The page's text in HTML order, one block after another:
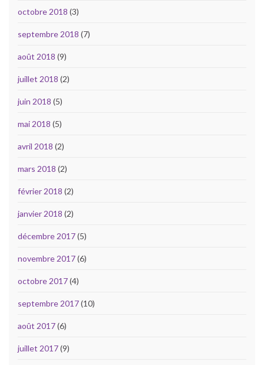
octobre 2018 (3)
septembre 2018 (7)
août 2018 (9)
juillet 2018 (2)
juin 2018 (5)
mai 2018 (5)
avril 2018 (2)
mars 2018 (2)
février 2018 (2)
janvier 2018 (2)
décembre 2017(5)
novembre 2017(6)
octobre 2017(4)
septembre 2017(10)
août 2017(6)
juillet 2017(9)